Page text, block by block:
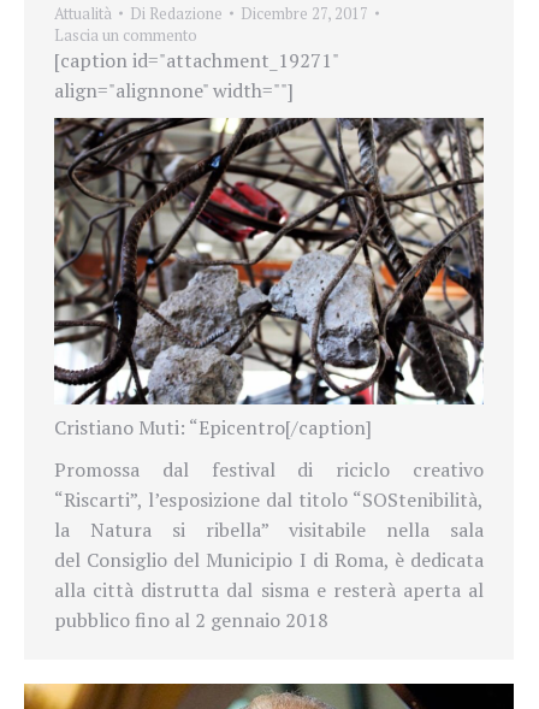
Attualità Di Redazione
Dicembre 27, 2017
Lascia un commento
[caption id="attachment_19271"
align="alignnone" width=""]
Cristiano Muti: “Epicentro[/caption]
Promossa dal festival di riciclo creativo
“Riscarti”, l’esposizione dal titolo “SOStenibilità,
la Natura si ribella” visitabile nella sala
del Consiglio del Municipio I di Roma, è dedicata
alla città distrutta dal sisma e resterà aperta al
pubblico fino al 2 gennaio 2018